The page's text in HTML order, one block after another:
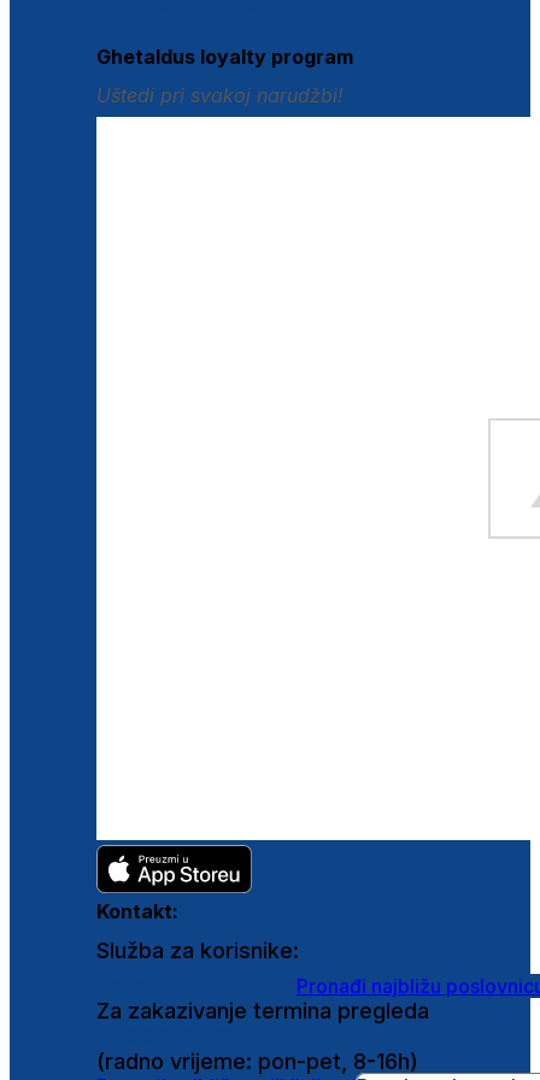
Ghetaldus loyalty program
Uštedi pri svakoj narudžbi!
Kontakt:
Služba za korisnike:
Pronađi najbližu
Za zakazivanje termina pregleda
(radno vrijeme: pon-pet, 8-16h)